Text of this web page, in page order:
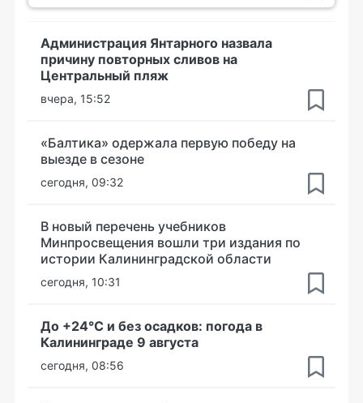
Администрация Янтарного назвала
причину повторных сливов на
Центральный пляж
вчера, 15:52
«Балтика» одержала первую победу на
выезде в сезоне
сегодня, 09:32
В новый перечень учебников
Минпросвещения вошли три издания по
истории Калининградской области
сегодня, 10:31
До +24°С и без осадков: погода в
Калининграде 9 августа
сегодня, 08:56